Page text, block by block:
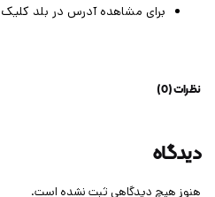
برای مشاهده آدرس در بلد کلیک
نظرات (0)
دیدگاه
هنوز هیچ دیدگاهی ثبت نشده است.